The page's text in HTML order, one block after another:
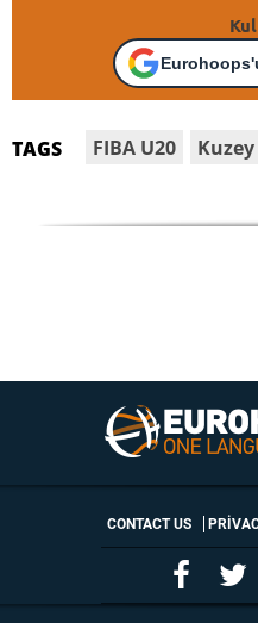
TAGS FIBA U20
CONTACT US